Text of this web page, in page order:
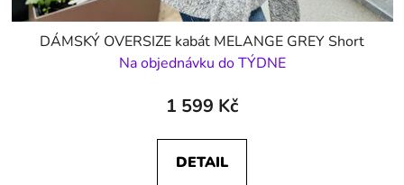
DÁMSKÝ OVERSIZE kabát MELANGE GREY Short
Na objednávku do TÝDNE
1 599 Kč
DETAIL